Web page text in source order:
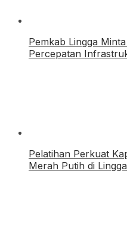
Pemkab Lingga
Percepatan
Pelatihan Perkuat
Merah Putih di Lingga